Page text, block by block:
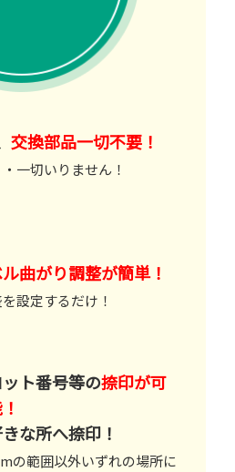
交換部品一切不要！
一切いりません！
曲がり調整が簡単！
設定するだけ！
ト番号等の捺印が可
な所へ捺印！
の範囲以外いずれの場所に